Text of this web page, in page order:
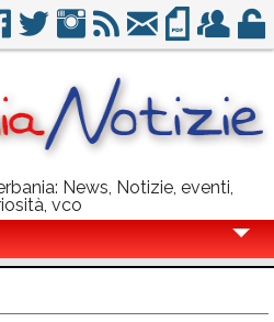
News, Notizie, eventi,
vco